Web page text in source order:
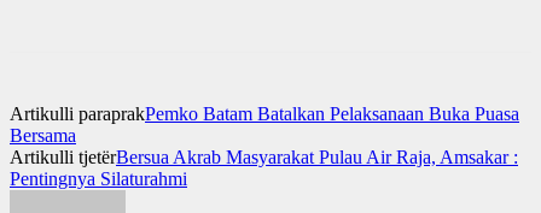
Artikulli paraprakPemko Batam Batalkan Pelaksanaan Buka Puasa
Bersama
Artikulli tjetërBersua Akrab Masyarakat Pulau Air Raja, Amsakar :
Pentingnya Silaturahmi